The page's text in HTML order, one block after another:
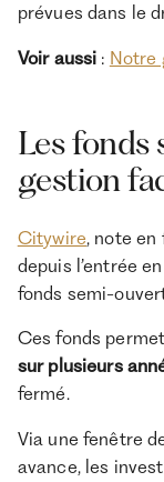
prévues dans le
Voir aussi : Notre
Les fonds
gestion
Citywire, note
depuis l’entrée
fonds semi-
Ces fonds
sur plusieurs
fermé.
Via une fenêtre
avance, les